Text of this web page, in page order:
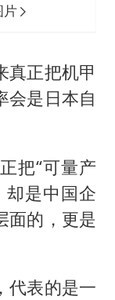
片
真正把机甲
会是日本自
把“可量产
却是中国企
面的，更是
代表的是一